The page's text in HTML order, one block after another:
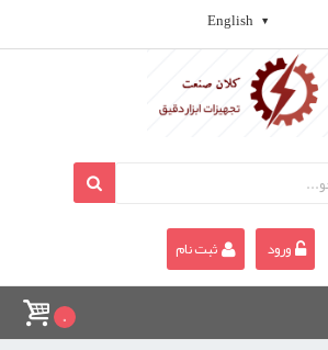
English
ورود ثبت نام
0